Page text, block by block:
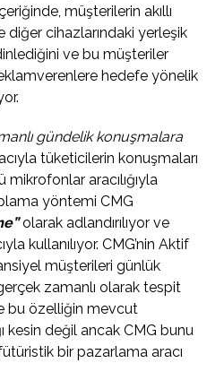
müşterilerin akıllı
diğer cihazlarındaki yerleşik
ve bu müşteriler
hedefe yönelik
gündelik konuşmalara
tüketicilerin konuşmaları
mikrofonlar aracılığıyla
yöntemi CMG
olarak adlandırılıyor ve
kullanılıyor. CMG’nin Aktif
müşterileri günlük
zamanlı olarak tespit
bu özelliğin mevcut
kesin değil ancak CMG bunu
bir pazarlama aracı